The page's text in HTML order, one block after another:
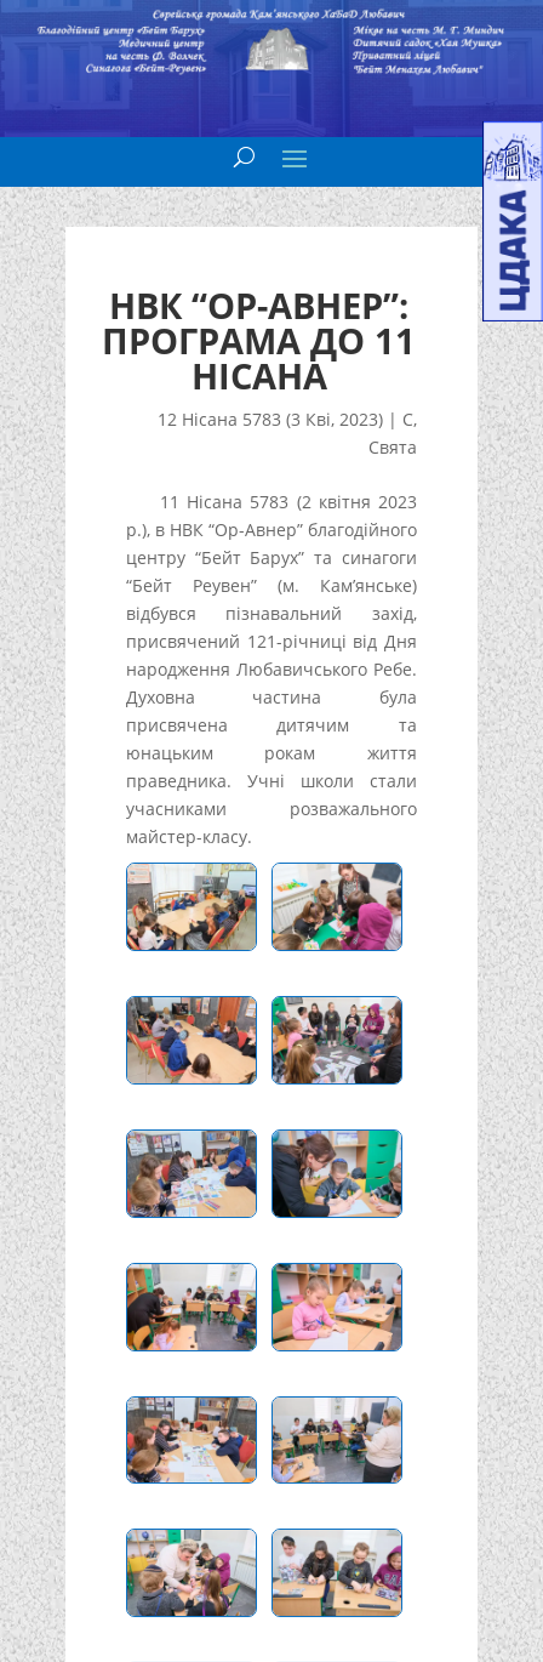
НВК “ОР-АВНЕР”:
ПРОГРАМА ДО 11
НІСАНА
12 Нісана 5783 (3 Кві, 2023) | С,
Свята
11 Нісана 5783 (2 квітня 2023
р.), в НВК “Ор-Авнер” благодійного
центру “Бейт Барух” та синагоги
“Бейт Реувен” (м. Кам’янське)
відбувся пізнавальний захід,
присвячений 121-річниці від Дня
народження Любавичського Ребе.
Духовна частина була
присвячена дитячим та
юнацьким рокам життя
праведника. Учні школи стали
учасниками розважального
майстер-класу.